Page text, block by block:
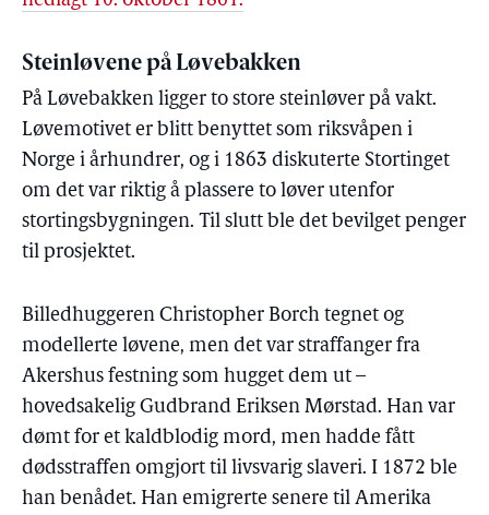
Steinløvene på Løvebakken
På Løvebakken ligger to store steinløver på vakt.
Løvemotivet er blitt benyttet som riksvåpen i
Norge i århundrer, og i 1863 diskuterte Stortinget
om det var riktig å plassere to løver utenfor
stortingsbygningen. Til slutt ble det bevilget penger
til prosjektet.
Billedhuggeren Christopher Borch tegnet og
modellerte løvene, men det var straffanger fra
Akershus festning som hugget dem ut –
hovedsakelig Gudbrand Eriksen Mørstad. Han var
dømt for et kaldblodig mord, men hadde fått
dødsstraffen omgjort til livsvarig slaveri. I 1872 ble
han benådet. Han emigrerte senere til Amerika